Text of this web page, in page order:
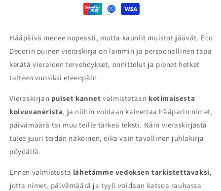
Hääpäivä menee nopeasti, mutta kauniit muistot jäävät. Eco
Decorin puinen vieraskirja on lämmin ja persoonallinen tapa
kerätä vieraiden tervehdykset, onnittelut ja pienet hetket
talteen vuosiksi eteenpäin.
Vieraskirjan puiset kannet valmistetaan kotimaisesta
koivuvanerista, ja niihin voidaan kaivertaa hääparin nimet,
päivämäärä tai muu teille tärkeä teksti. Näin vieraskirjasta
tulee juuri teidän näköinen, eikä vain tavallinen juhlakirja
pöydällä.
Ennen valmistusta lähetämme vedoksen tarkistettavaksi,
jotta nimet, päivämäärä ja tyyli voidaan katsoa rauhassa